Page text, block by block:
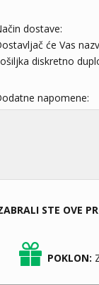
dostave:
će Vas
diskretno
napomene:
STE OVE
POKLON: